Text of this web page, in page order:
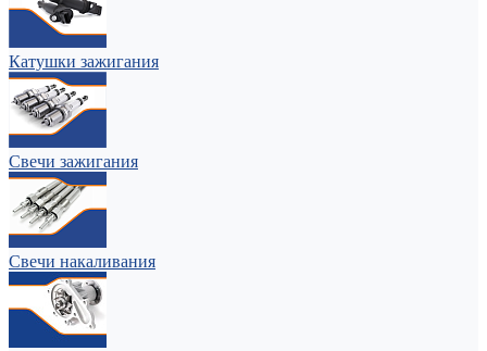
Катушки зажигания
Свечи зажигания
Свечи накаливания